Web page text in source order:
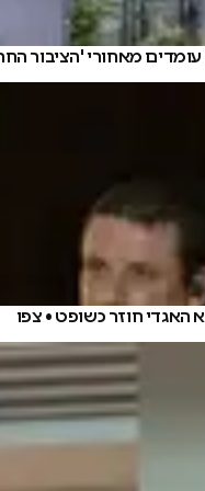
מאחורי 'הציבור
האגדי חוזר כשופט • צפו